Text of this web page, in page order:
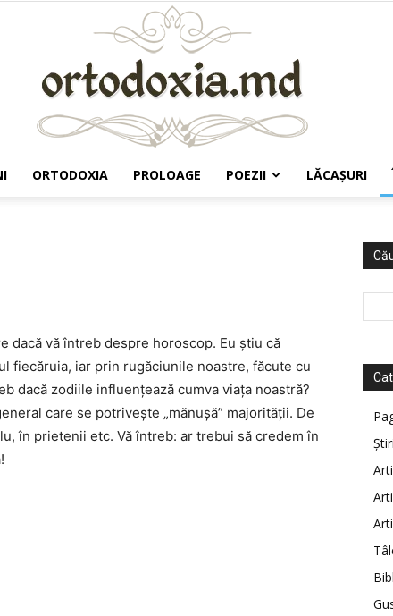
ORTODOXIA PROLOAGE POEZII LĂCAŞURI
dacă vă întreb despre horoscop. Eu ştiu că
fiecăruia, iar prin rugăciunile noastre, făcute cu
dacă zodiile influenţează cumva viaţa noastră?
care se potriveşte „mănuşă” majorităţii. De
în prietenii etc. Vă întreb: ar trebui să credem în